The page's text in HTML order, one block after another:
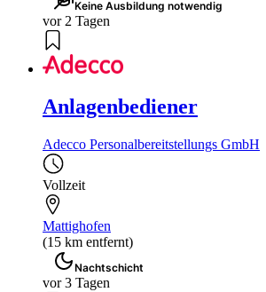
Keine Ausbildung notwendig
vor 2 Tagen
Anlagenbediener
Adecco Personalbereitstellungs GmbH
Vollzeit
Mattighofen
(15 km entfernt)
Nachtschicht
vor 3 Tagen